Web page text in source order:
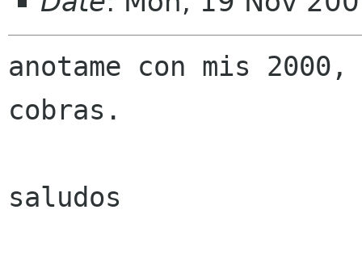
anotame con mis
cobras.
saludos